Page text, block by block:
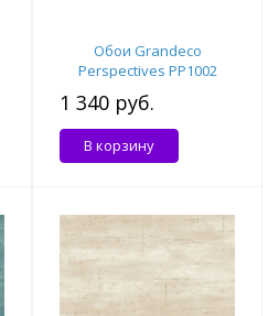
Обои Grandeco
Perspectives PP1002
1 340 руб.
В корзину